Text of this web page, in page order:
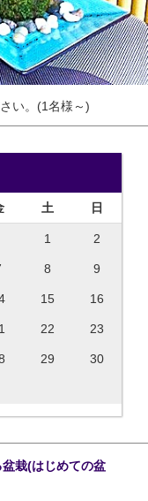
い。(1名様～)
土 日
1 2
8 9
15 16
22 23
29 30
栽(はじめての盆